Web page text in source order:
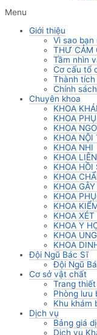
Menu
Giới thiệu
Vì sao
THƯ CẢM
Tầm nhìn
Cơ cấu tổ
Thành
Chính
Chuyên khoa
KHOA
KHOA
KHOA
KHOA NỘI
KHOA NHI
KHOA
KHOA
KHOA
KHOA
KHOA
KHOA
KHOA XÉT
KHOA Y
KHOA
KHOA
Đội Ngũ Bác Sĩ
Đội Ngũ
Cơ sở vật chất
Trang
Phòng lưu
Khu khám
Dịch vụ
Bảng giá
Dịch vụ